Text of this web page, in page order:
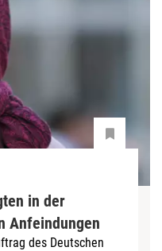
in der
Anfeindungen
des Deutschen